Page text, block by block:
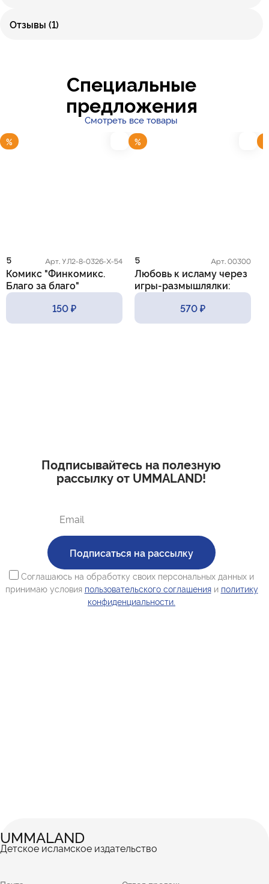
Отзывы (1)
Специальные
предложения
Смотреть все товары
%
5 Арт. УЛ2-8-0326-Х-54
Комикс "Финкомикс.
Благо за благо"
150 ₽
%
5 Арт. 00300
Любовь к исламу через
игры-размышлялки:
практические приемы и
570 ₽
Подписывайтесь на полезную
рассылку от UMMALAND!
Подписаться на рассылку
Соглашаюсь на обработку своих персональных данных и
принимаю условия пользовательского соглашенияи политику
конфиденциальности.
UMMALAND
Детское исламское издательство